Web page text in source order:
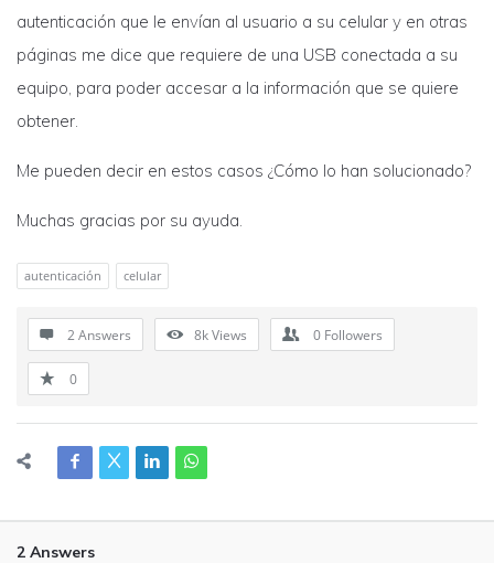
autenticación que le envían al usuario a su celular y en otras
páginas me dice que requiere de una USB conectada a su
equipo, para poder accesar a la información que se quiere
obtener.
Me pueden decir en estos casos ¿Cómo lo han solucionado?
Muchas gracias por su ayuda.
autenticación celular
2 Answers 8kViews 0 Followers
0
2 Answers